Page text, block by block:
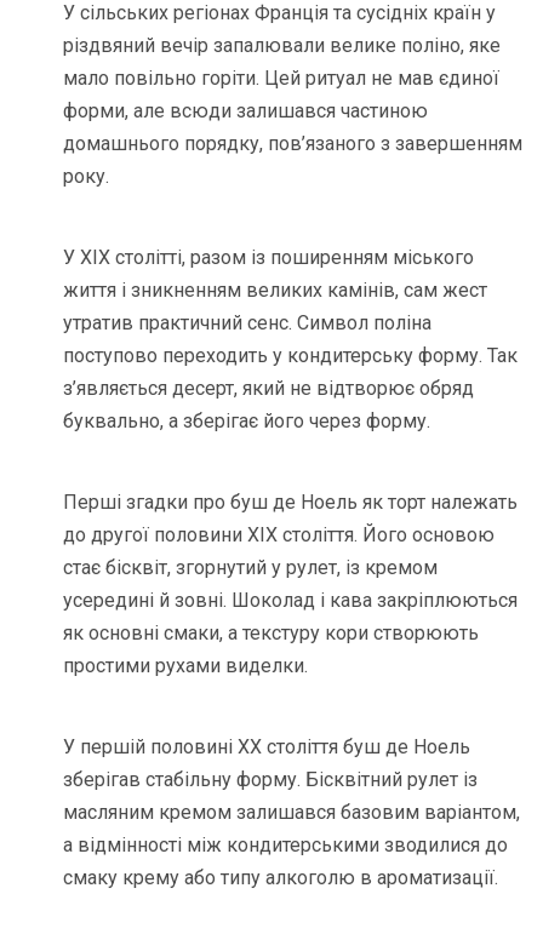
У сільських регіонах Франція та сусідніх країн у
різдвяний вечір запалювали велике поліно, яке
мало повільно горіти. Цей ритуал не мав єдиної
форми, але всюди залишався частиною
домашнього порядку, пов’язаного з завершенням
року.
У XIX столітті, разом із поширенням міського
життя і зникненням великих камінів, сам жест
утратив практичний сенс. Символ поліна
поступово переходить у кондитерську форму. Так
з’являється десерт, який не відтворює обряд
буквально, а зберігає його через форму.
Перші згадки про буш де Ноель як торт належать
до другої половини XIX століття. Його основою
стає бісквіт, згорнутий у рулет, із кремом
усередині й зовні. Шоколад і кава закріплюються
як основні смаки, а текстуру кори створюють
простими рухами виделки.
У першій половині ХХ століття буш де Ноель
зберігав стабільну форму. Бісквітний рулет із
масляним кремом залишався базовим варіантом,
а відмінності між кондитерськими зводилися до
смаку крему або типу алкоголю в ароматизації.